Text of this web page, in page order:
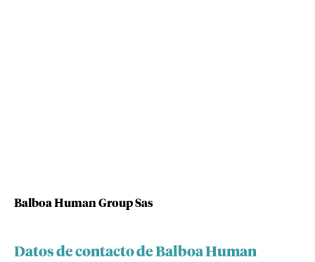
Balboa Human Group Sas
Datos de contacto de Balboa Human